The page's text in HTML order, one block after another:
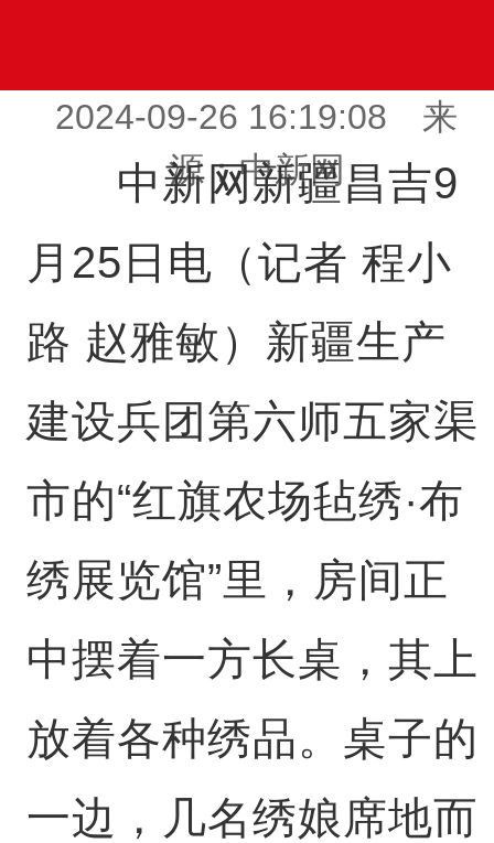
2024-09-26 16:19:08 来
源：中新网
中新网新疆昌吉9
月25日电（记者 程小
路 赵雅敏）新疆生产
建设兵团第六师五家渠
市的“红旗农场毡绣·布
绣展览馆”里，房间正
中摆着一方长桌，其上
放着各种绣品。桌子的
一边，几名绣娘席地而